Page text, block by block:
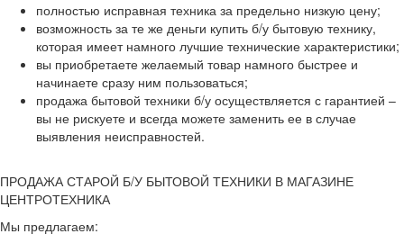
полностью исправная техника за предельно низкую цену;
возможность за те же деньги купить б/у бытовую технику,
которая имеет намного лучшие технические характеристики;
вы приобретаете желаемый товар намного быстрее и
начинаете сразу ним пользоваться;
продажа бытовой техники б/у осуществляется с гарантией –
вы не рискуете и всегда можете заменить ее в случае
выявления неисправностей.
ПРОДАЖА СТАРОЙ Б/У БЫТОВОЙ ТЕХНИКИ В МАГАЗИНЕ
ЦЕНТРОТЕХНИКА
Мы предлагаем: